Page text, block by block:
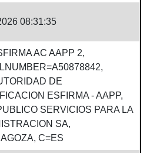
08:31:35
AC AAPP 2,
DE
ESFIRMA - AAPP,
SERVICIOS PARA LA
SA,
C=ES